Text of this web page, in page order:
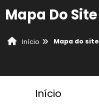
Mapa Do Site
Início Mapa do site
Início